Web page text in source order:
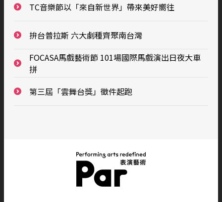
TC音樂節以「來自新世界」帶來美好嚮往
拚台普拉斯 六大劇種齊聚南台灣
FOCASA馬戲藝術節 101場國際馬戲演出日夜大車
拼
第三屆「雲舞台獎」徵件起跑